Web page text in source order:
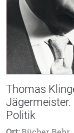
Thomas
Jägermeister.
Politik